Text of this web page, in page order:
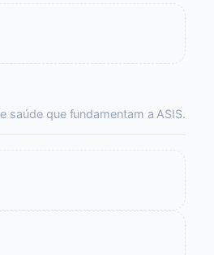
saúde que fundamentam a ASIS.